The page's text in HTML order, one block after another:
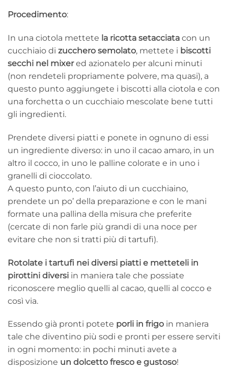
Procedimento:
In una ciotola mettete la ricotta setacciata con un
cucchiaio di zucchero semolato, mettete i biscotti
secchi nel mixered azionatelo per alcuni minuti
(non rendeteli propriamente polvere, ma quasi), a
questo punto aggiungete i biscotti alla ciotola e con
una forchetta o un cucchiaio mescolate bene tutti
gli ingredienti.
Prendete diversi piatti e ponete in ognuno di essi
un ingrediente diverso: in uno il cacao amaro, in un
altro il cocco, in uno le palline colorate e in uno i
granelli di cioccolato.
A questo punto, con l’aiuto di un cucchiaino,
prendete un po’ della preparazione e con le mani
formate una pallina della misura che preferite
(cercate di non farle più grandi di una noce per
evitare che non si tratti più di tartufi).
Rotolate i tartufi nei diversi piatti e metteteli in
pirottini diversi in maniera tale che possiate
riconoscere meglio quelli al cacao, quelli al cocco e
così via.
Essendo già pronti potete porli in frigo in maniera
tale che diventino più sodi e pronti per essere serviti
in ogni momento: in pochi minuti avete a
disposizione un dolcetto fresco e gustoso!